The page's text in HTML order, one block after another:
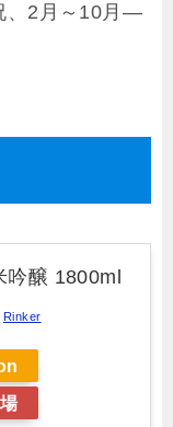
、2月～10月―
吟醸 1800ml
Rinker